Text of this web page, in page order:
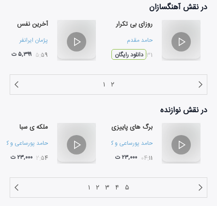
در نقشآهنگسازان
روزای بی تکرار
حامد مقدم
۰۴:۳۱دانلود رایگان
آخرین نفس
پژمان ایرانفر
۰۵:۵۹ ۵,۳۹۹ ت
۱ ۲
در نقشنوازنده
برگ های پاییزی
حامد پورساعی و کریم قربانی
۰۴:۱۱ ۲۳,۰۰۰ ت
ملکه ی سبا
حامد پورساعی و
۰۲:۵۴ ۲۳,۰۰۰ ت
۱ ۲ ۳ ۴ ۵